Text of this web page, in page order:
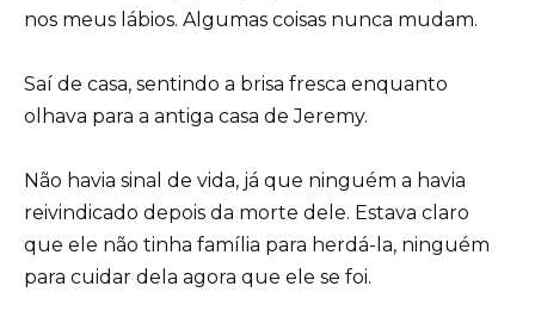
nos meus lábios. Algumas coisas nunca mudam.
Saí de casa, sentindo a brisa fresca enquanto
olhava para a antiga casa de Jeremy.
Não havia sinal de vida, já que ninguém a havia
reivindicado depois da morte dele. Estava claro
que ele não tinha família para herdá-la, ninguém
para cuidar dela agora que ele se foi.